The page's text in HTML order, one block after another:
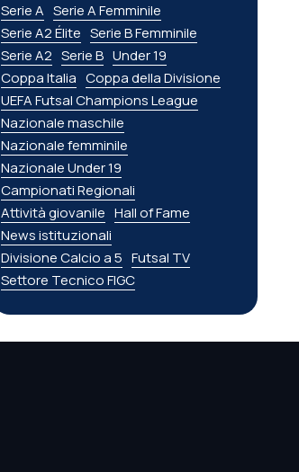
Serie A Serie A Femminile
Serie A2 Élite Serie B Femminile
Serie A2 Serie B Under 19
Coppa Italia Coppa della Divisione
UEFA Futsal Champions League
Nazionale maschile
Nazionale femminile
Nazionale Under 19
Campionati Regionali
Attività giovanile Hall of Fame
News istituzionali
Divisione Calcio a 5 Futsal TV
Settore Tecnico FIGC